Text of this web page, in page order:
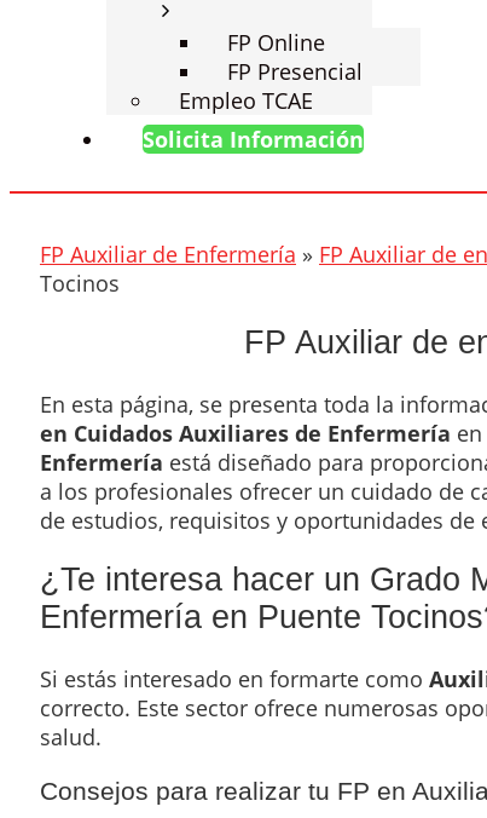
FP Online
FP Presencial
Empleo TCAE
Solicita Información
FP Auxiliar de Enfermería » FP Auxiliar de
Tocinos
FP Auxiliar de
En esta página, se presenta toda la
en Cuidados Auxiliares de Enfermería en
Enfermería está diseñado para
a los profesionales ofrecer un cuidado de
de estudios, requisitos y oportunidades de
¿Te interesa hacer un Grado
Enfermería en Puente
Si estás interesado en formarte como
correcto. Este sector ofrece numerosas
salud.
Consejos para realizar tu FP en